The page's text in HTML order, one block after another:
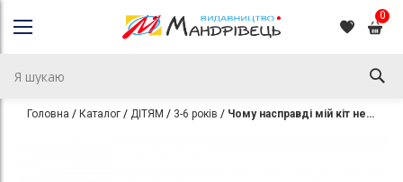
0
Головна Каталог ДІТЯМ 3-6 років Чому насправді мій кіт не гарчить?